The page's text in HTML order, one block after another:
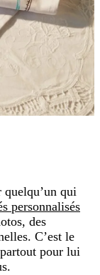
quelqu’un qui
personnalisés
des
C’est le
pour lui